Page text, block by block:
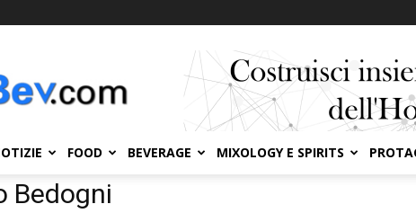
FOOD BEVERAGE MIXOLOGY E SPIRITS
Bedogni